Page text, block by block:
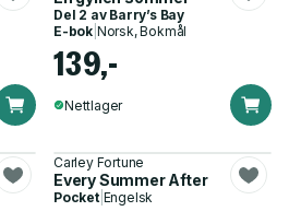
Del 2 av Barry’s Bay
E-bok Norsk, Bokmål
139,-
Nettlager
Carley Fortune
Every Summer After
Pocket| Engelsk